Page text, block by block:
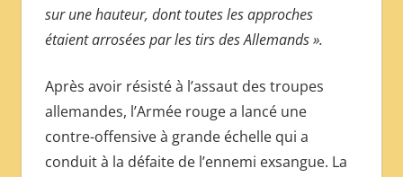
sur une hauteur, dont toutes les approches
étaient arrosées par les tirs des Allemands ».
Après avoir résisté à l’assaut des troupes
allemandes, l’Armée rouge a lancé une
contre-offensive à grande échelle qui a
conduit à la défaite de l’ennemi exsangue. La